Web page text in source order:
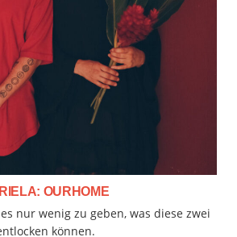
OURHOME
nur wenig zu geben, was diese zwei
können.